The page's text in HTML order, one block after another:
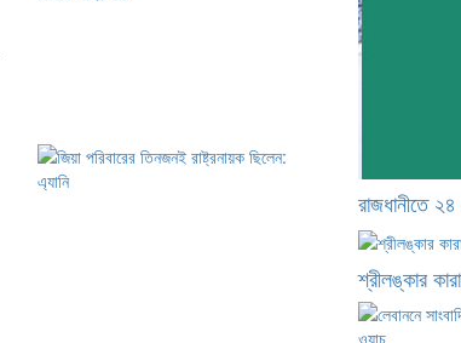
রাজধানীতে
শ্রীলঙ্কার